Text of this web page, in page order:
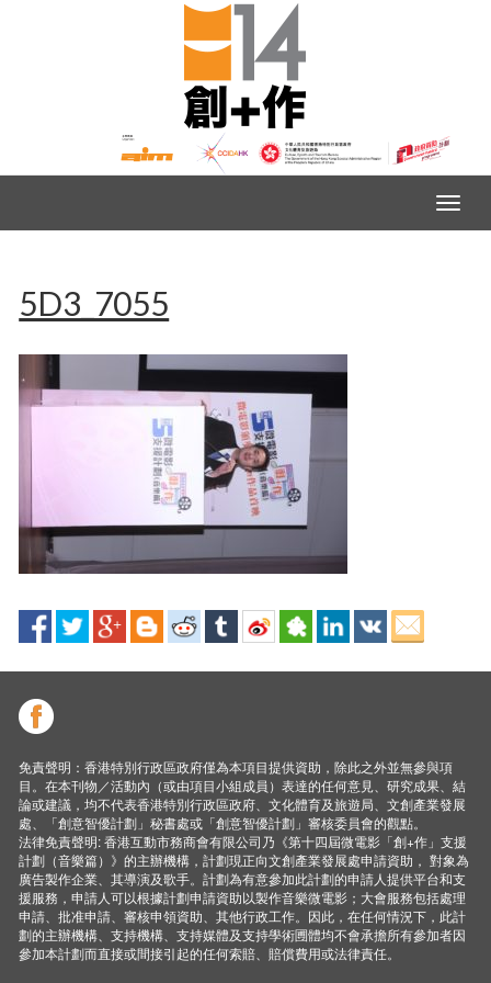
5D3_7055
免責聲明：香港特別行政區政府僅為本項目提供資助，除此之外並無參與項
目。在本刊物／活動內（或由項目小組成員）表達的任何意見、研究成果、結
論或建議，均不代表香港特別行政區政府、文化體育及旅遊局、文創產業發展
處、「創意智優計劃」秘書處或「創意智優計劃」審核委員會的觀點。
法律免責聲明: 香港互動市務商會有限公司乃《第十四屆微電影「創+作」支援
計劃（音樂篇）》的主辦機構，計劃現正向文創產業發展處申請資助， 對象為
廣告製作企業、其導演及歌手。計劃為有意參加此計劃的申請人提供平台和支
援服務，申請人可以根據計劃申請資助以製作音樂微電影；大會服務包括處理
申請、批准申請、審核申領資助、其他行政工作。因此，在任何情況下，此計
劃的主辦機構、支持機構、支持媒體及支持學術圑體均不會承擔所有參加者因
參加本計劃而直接或間接引起的任何索賠、賠償費用或法律責任。